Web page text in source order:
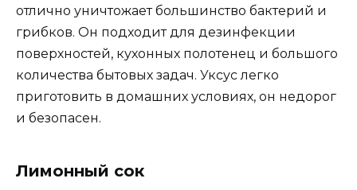
отлично уничтожает большинство бактерий и
грибков. Он подходит для дезинфекции
поверхностей, кухонных полотенец и большого
количества бытовых задач. Уксус легко
приготовить в домашних условиях, он недорог
и безопасен.
Лимонный сок